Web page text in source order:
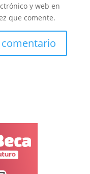
y web en
que comente.